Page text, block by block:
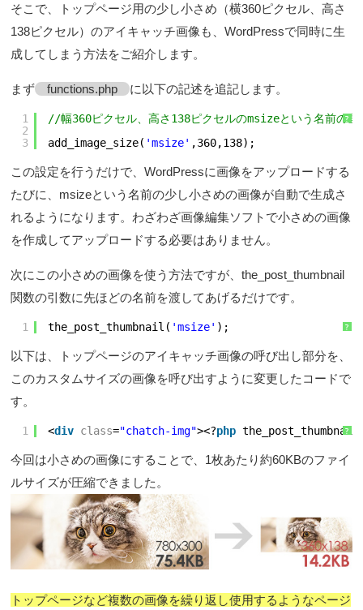
そこで、トップページ用の少し小さめ（横360ピクセル、高さ
138ピクセル）のアイキャッチ画像も、WordPressで同時に生
成してしまう方法をご紹介します。
まず functions.php に以下の記述を追記します。
?
1
2
3
//幅360ピクセル、高さ138ピクセルのmsizeという名前の画
add_image_size( 'msize' ,360,138);
この設定を行うだけで、WordPressに画像をアップロードする
たびに、msizeという名前の少し小さめの画像が自動で生成さ
れるようになります。わざわざ画像編集ソフトで小さめの画像
を作成してアップロードする必要はありません。
次にこの小さめの画像を使う方法ですが、the_post_thumbnail
関数の引数に先ほどの名前を渡してあげるだけです。
?
1 the_post_thumbnail( 'msize' );
以下は、トップページのアイキャッチ画像の呼び出し部分を、
このカスタムサイズの画像を呼び出すように変更したコードで
す。
?
1 <div class="chatch-img"><?php
今回は小さめの画像にすることで、1枚あたり約60KBのファイ
ルサイズが圧縮できました。
トップページなど複数の画像を繰り返し使用するようなページ